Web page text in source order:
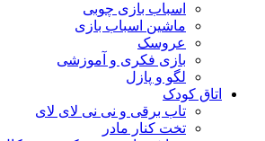
اسباب بازی چوبی
ماشین اسباب بازی
عروسک
بازی فکری و آموزشی
لگو و پازل
اتاق کودک
تاب برقی و نی نی لای لای
تخت کنار مادر